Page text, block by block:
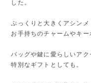
した。
ぷっくりと大きくアシンメ
お手持ちのチャームやキ
バッグや鍵に愛らしいアク
特別なギフトとしても。